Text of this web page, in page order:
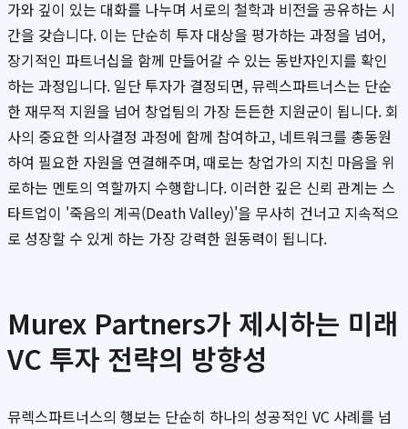
가와 깊이 있는 대화를 나누며 서로의 철학과 비전을 공유하는 시
간을 갖습니다. 이는 단순히 투자 대상을 평가하는 과정을 넘어,
장기적인 파트너십을 함께 만들어갈 수 있는 동반자인지를 확인
하는 과정입니다. 일단 투자가 결정되면, 뮤렉스파트너스는 단순
한 재무적 지원을 넘어 창업팀의 가장 든든한 지원군이 됩니다. 회
사의 중요한 의사결정 과정에 함께 참여하고, 네트워크를 총동원
하여 필요한 자원을 연결해주며, 때로는 창업가의 지친 마음을 위
로하는 멘토의 역할까지 수행합니다. 이러한 깊은 신뢰 관계는 스
타트업이 '죽음의 계곡(Death Valley)'을 무사히 건너고 지속적으
로 성장할 수 있게 하는 가장 강력한 원동력이 됩니다.
Murex Partners가 제시하는 미래
VC 투자 전략의 방향성
뮤렉스파트너스의 행보는 단순히 하나의 성공적인 VC 사례를 넘